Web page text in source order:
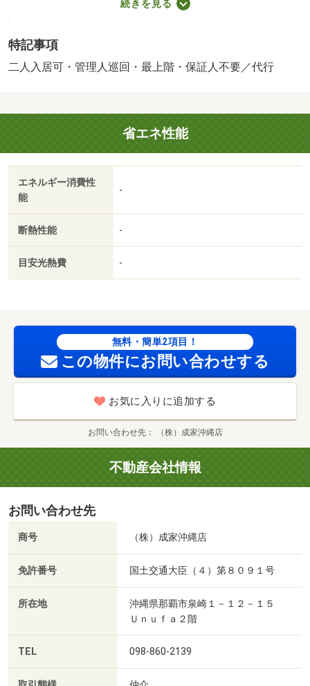
証人必須／仲介手数料不要／普通借家０２年０ヶ月／二人
のお待ち合わせ可能です☆ ○環境維持費：月額５５０円
（税込）○鍵交換費：１６ ５００円（税込）○保証委託料
８ ９７５円（任意）〇インターネットＷｉＦｉ：２ ６
４０円 （税込）／バストイレ別／バルコニー／エアコン
／フローリング／ＴＶインターホン／浴室乾燥機／室内洗
濯置／シューズボックス／温水洗浄便座／２口コンロ／光
ファイバー／最上階／照明付／電気コンロ／保証人不要／
冷蔵庫／仲介手数料不要／洗濯機／電子レンジ／家電付／
全室照明付／テレビ／巡回管理／沖縄ファミリーマート
西原グリーンセンター前店（コンビニ）まで６１２ｍ／ロ
ーソン 琉大病院前店（コンビニ）まで２６４１ｍ／国立
続きを見る
特記事項
二人入居可・管理人巡回・最上階・保証人不要／代行
省エネ性能
エネルギー消費性
能
-
断熱性能 -
目安光熱費 -
無料・簡単2項目！
この物件にお問い合わせする
お気に入りに追加する
お問い合わせ先 （株）成家沖縄店
不動産会社情報
お問い合わせ先
商号 （株）成家沖縄店
免許番号 国土交通大臣（４）第８０９１号
所在地
沖縄県那覇市泉崎１－１２－１５
Ｕｎｕｆａ２階
TEL 098-860-2139